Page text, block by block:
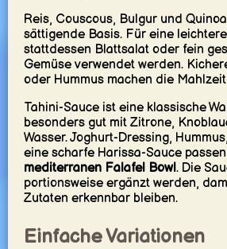
Reis, Couscous, Bulgur und
sättigende Basis. Für eine
stattdessen Blattsalat oder fein
Gemüse verwendet werden.
oder Hummus machen die
Tahini-Sauce ist eine klassische
besonders gut mit Zitrone,
Wasser. Joghurt-Dressing,
eine scharfe Harissa-Sauce
mediterranen Falafel Bowl. Die
portionsweise ergänzt werden,
Zutaten erkennbar bleiben.
Einfache Variationen